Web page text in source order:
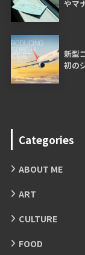
やマ
新型
初の
Categories
ABOUT ME
ART
CULTURE
FOOD